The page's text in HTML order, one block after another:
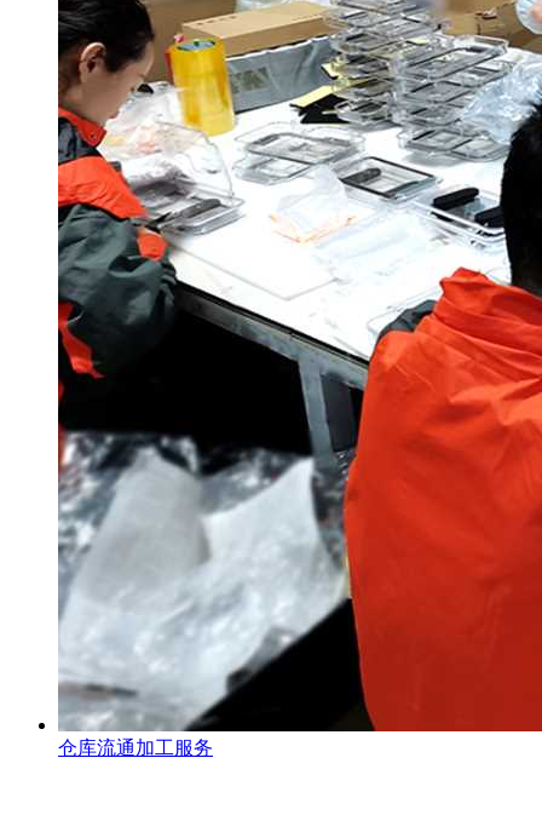
仓库流通加工服务